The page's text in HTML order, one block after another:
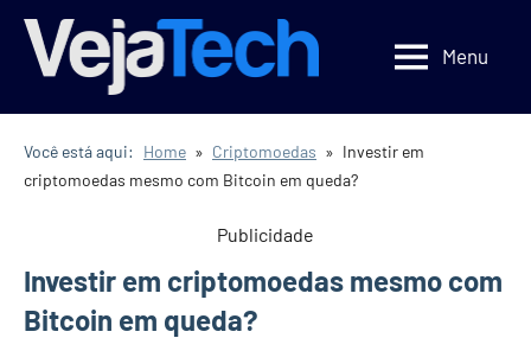
Pular
para
conteúdo
Veja
Tech
Menu
Você está aqui: Home Criptomoedas
Investir em
criptomoedas mesmo com Bitcoin em queda?
Publicidade
Investir em criptomoedas mesmo com
Bitcoin em queda?